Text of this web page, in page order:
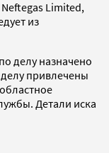
Limited,
из
делу назначено
делу привлечены
Детали иска